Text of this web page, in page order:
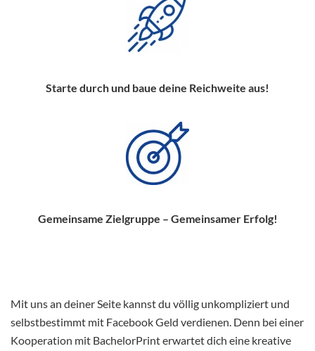
Starte durch und baue deine Reichweite aus!
Gemeinsame Zielgruppe – Gemeinsamer Erfolg!
Mit uns an deiner Seite kannst du völlig unkompliziert und
selbstbestimmt mit Facebook Geld verdienen. Denn bei einer
Kooperation mit BachelorPrint erwartet dich eine kreative